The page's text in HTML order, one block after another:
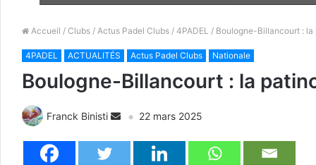
Accueil / Clubs / Actus Padel Clubs / 4PADEL / Boulogne-Billancourt :
4PADEL ACTUALITÉS Actus Padel Clubs Nationale
Boulogne-Billancourt : la
Franck Binisti 22 mars 2025